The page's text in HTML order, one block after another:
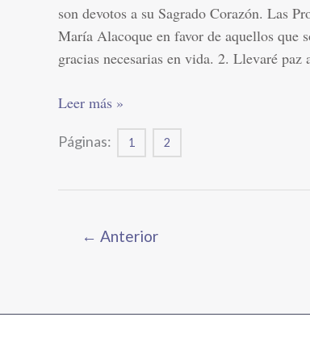
son devotos a su Sagrado Corazón. Las
María Alacoque en favor de aquellos que
gracias necesarias en vida. 2. Llevaré paz
Leer más »
Páginas: 1 2
← Anterior